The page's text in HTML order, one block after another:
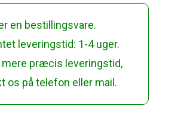
en bestillingsvare.
leveringstid: 1-4 uger.
mere præcis leveringstid,
os på telefon eller mail.